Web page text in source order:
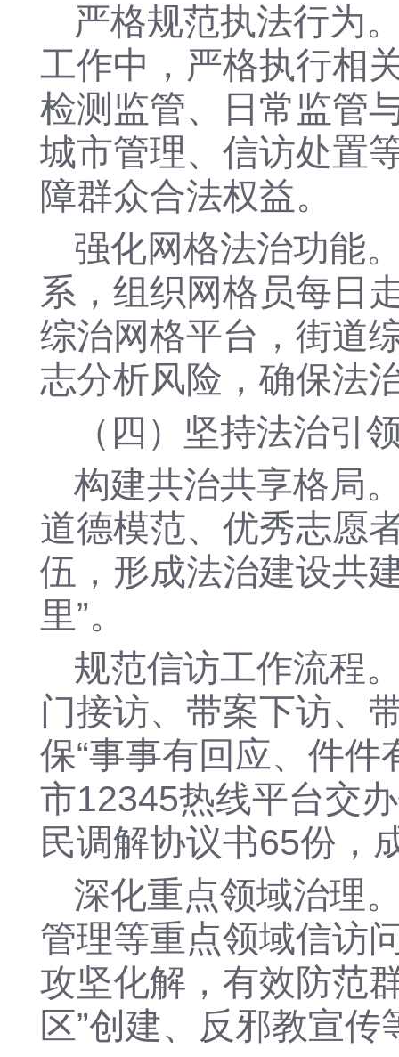
严格规范执法行为
工作中，严格执行相
检测监管、日常监管
城市管理、信访处置
障群众合法权益。
强化网格法治功能
系，组织网格员每日
综治网格平台 ， 街道
志分析风险 ，确保法
（四）坚持法治引
构建共治共享格局
道德模范、优秀志愿
伍，形成法治建设共
里”。
规范信访工作流程
门接访、带案下访、
保“事事有回应、件
市12345热线平台交
民调解协议书65份，
深化重点领域治理
管理等重点领域信访
攻坚化解，有效防范
区”创建、反邪教宣